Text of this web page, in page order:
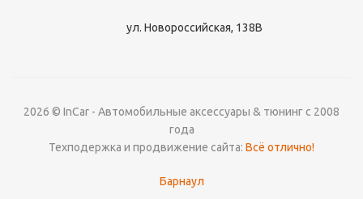
ул. Новороссийская, 138В
2026 © InCar - Автомобильные аксессуары & тюнинг с 2008
года
Техподержка и продвижение сайта: Всё отлично!
Барнаул